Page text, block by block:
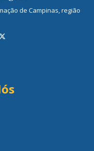
de Campinas, região